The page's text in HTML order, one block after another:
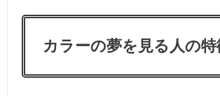
カラーの夢を見る人の特